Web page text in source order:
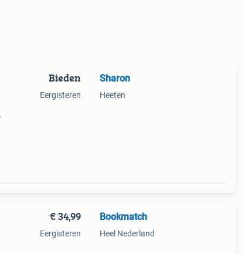
Bieden
Eergisteren
Sharon
Heeten
€ 34,99
Eergisteren
Bookmatch
Heel Nederland